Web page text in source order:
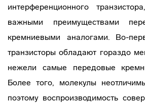
интерференционного
важными преимуществами
кремниевыми аналогами. Во-
транзисторы обладают гораздо
нежели самые передовые
Более того, молекулы
поэтому воспроизводимость